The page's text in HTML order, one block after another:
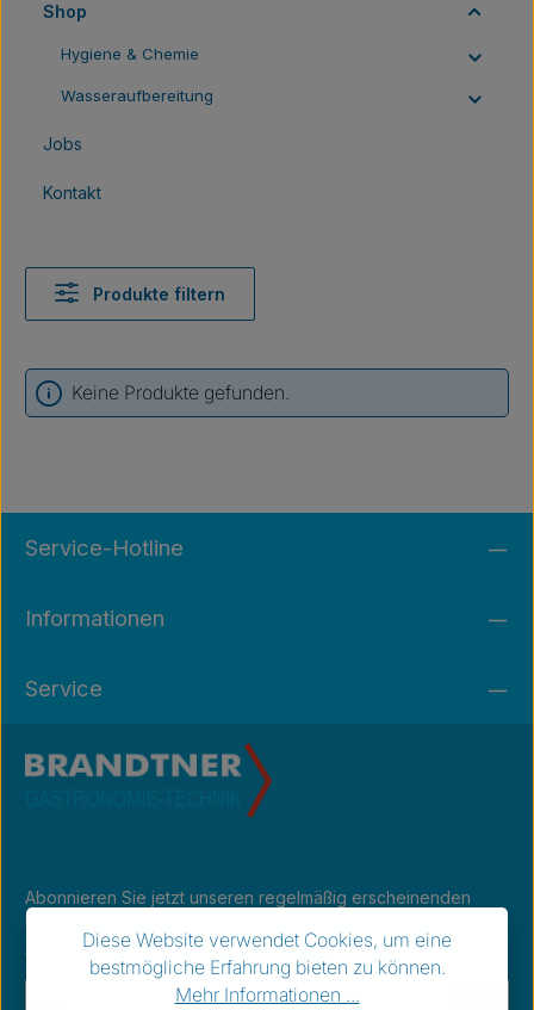
Shop
Hygiene & Chemie
Wasseraufbereitung
Jobs
Kontakt
Produkte filtern
Keine Produkte gefunden.
Service-Hotline
Informationen
Service
Abonnieren Sie jetzt unseren regelmäßig erscheinenden
Newsletter, um rechtzeitig über neue Produkte und
Angebote informiert zu werden.
Diese Website verwendet Cookies, um eine
bestmögliche Erfahrung bieten zu können.
Mehr Informationen ...